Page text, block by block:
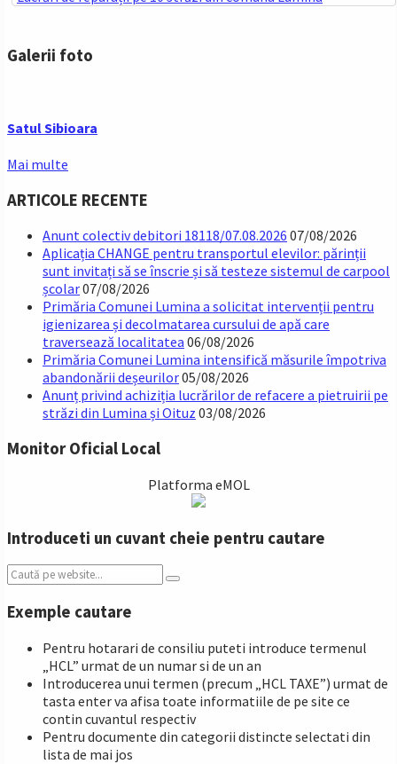
Galerii foto
Satul Sibioara
Mai multe
ARTICOLE RECENTE
Anunt colectiv debitori 18118/07.08.2026 07/08/2026
Aplicația CHANGE pentru transportul elevilor: părinții
sunt invitați să se înscrie și să testeze sistemul de carpool
școlar07/08/2026
Primăria Comunei Lumina a solicitat intervenții pentru
igienizarea și decolmatarea cursului de apă care
traversează localitatea 06/08/2026
Primăria Comunei Lumina intensifică măsurile împotriva
abandonării deșeurilor05/08/2026
Anunț privind achiziția lucrărilor de refacere a pietruirii pe
străzi din Lumina și Oituz 03/08/2026
Monitor Oficial Local
Platforma eMOL
Introduceti un cuvant cheie pentru cautare
Search:
Exemple cautare
Pentru hotarari de consiliu puteti introduce termenul
„HCL” urmat de un numar si de un an
Introducerea unui termen (precum „HCL TAXE”) urmat de
tasta enter va afisa toate informatiile de pe site ce
contin cuvantul respectiv
Pentru documente din categorii distincte selectati din
lista de mai jos